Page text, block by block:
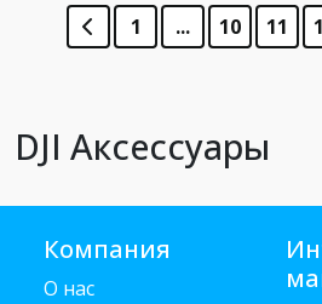
1 ... 10 11
DJI Аксессуары
Компания
О нас